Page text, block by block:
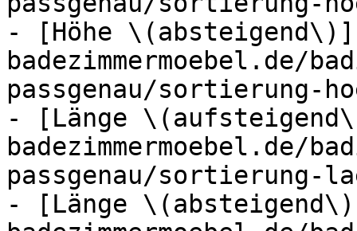
- [Höhe
passgenau/sortierung-
- [Länge
passgenau/sortierung-
- [Länge